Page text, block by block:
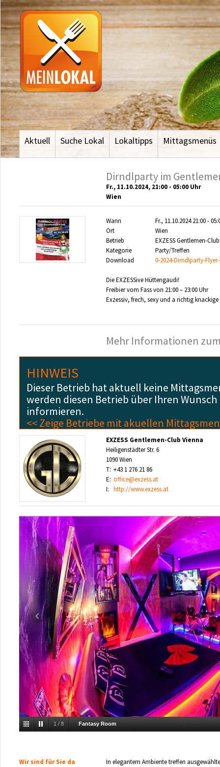
Aktuell Suche Lokal Lokaltipps Mittagsmenüs
Dirndlparty im
Fr., 11.10.2024, 21:00 - 05:00 Uhr
Wien
Wann
Fr., 11.10.2024 21:00 -
Ort
Wien
Betrieb
EXZESS Gentlemen-
Kategorie
Party/Treffen
Download
0-2024-Dirndlparty-
Die EXZESSive Hüttengaudi!
Freibier vom Fass von 21:00 – 23:00 Uhr
Exzessiv, frech, sexy und a richtig
Mehr Informationen
HINWEIS
Dieser Betrieb hat aktuell keine
werden diesen Betrieb über Ihren
informieren.
<< Zeige Betriebe mit akuellen
EXZESS Gentlemen-Club Vienna
Heiligenstädter Str. 6
1090 Wien
T: +43 1 276 21 86
E: office@exzess.at
I: http://www.exzess.at
1 / 8 Fantasy Room
Wir sind für Sie da
In elegantem Ambiente treffen